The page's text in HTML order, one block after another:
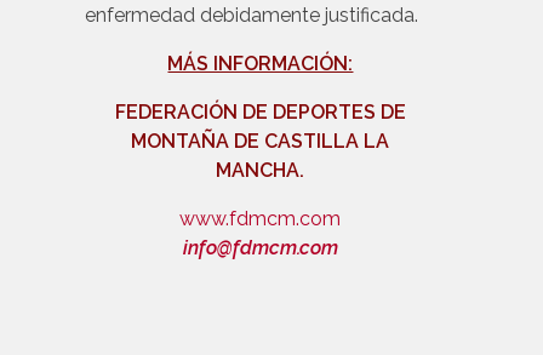
enfermedad debidamente justificada.
MÁS INFORMACIÓN:
FEDERACIÓN DE DEPORTES DE
MONTAÑA DE CASTILLA LA
MANCHA.
www.fdmcm.com
info@fdmcm.com